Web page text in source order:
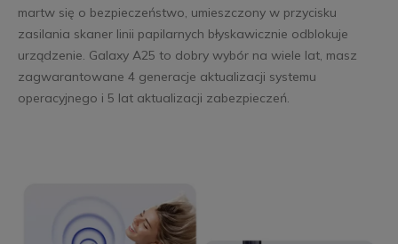
martw się o bezpieczeństwo, umieszczony w przycisku
zasilania skaner linii papilarnych błyskawicznie odblokuje
urządzenie. Galaxy A25 to dobry wybór na wiele lat, masz
zagwarantowane 4 generacje aktualizacji systemu
operacyjnego i 5 lat aktualizacji zabezpieczeń.